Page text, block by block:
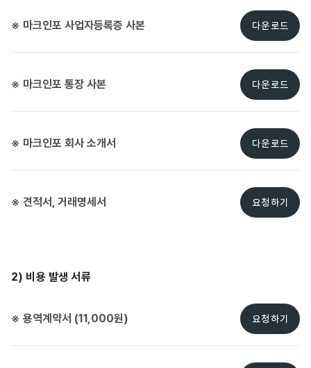
※ 마크인포 사업자등록증 사본 다운로드
※ 마크인포 통장 사본 다운로드
※ 마크인포 회사 소개서 다운로드
※ 견적서, 거래명세서 요청하기
2) 비용 발생 서류
※ 용역계약서 (11,000원) 요청하기